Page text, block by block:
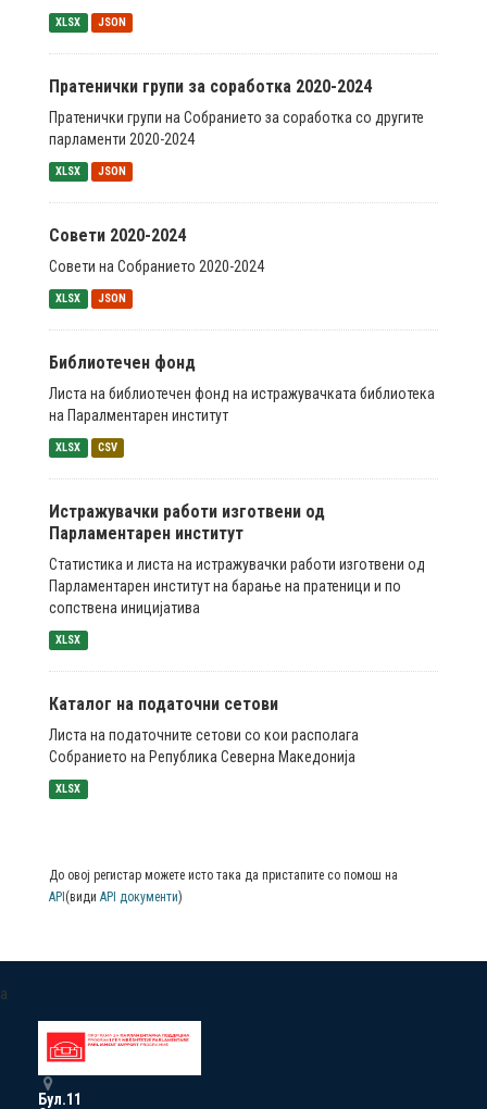
XLSX JSON
Пратенички групи за соработка 2020-2024
Пратенички групи на Собранието за соработка со другите
парламенти 2020-2024
XLSX JSON
Совети 2020-2024
Совети на Собранието 2020-2024
XLSX JSON
Библиотечен фонд
Листа на библиотечен фонд на истражувачката библиотека
на Паралментарен институт
XLSX CSV
Истражувачки работи изготвени од
Парламентарен институт
Статистика и листа на истражувачки работи изготвени од
Парламентарен институт на барање на пратеници и по
сопствена иницијатива
XLSX
Каталог на податочни сетови
Листа на податочните сетови со кои располага
Собранието на Република Северна Македонија
XLSX
До овој регистар можете исто така да пристапите со помош на
API (види API документи)
a
Бул.11